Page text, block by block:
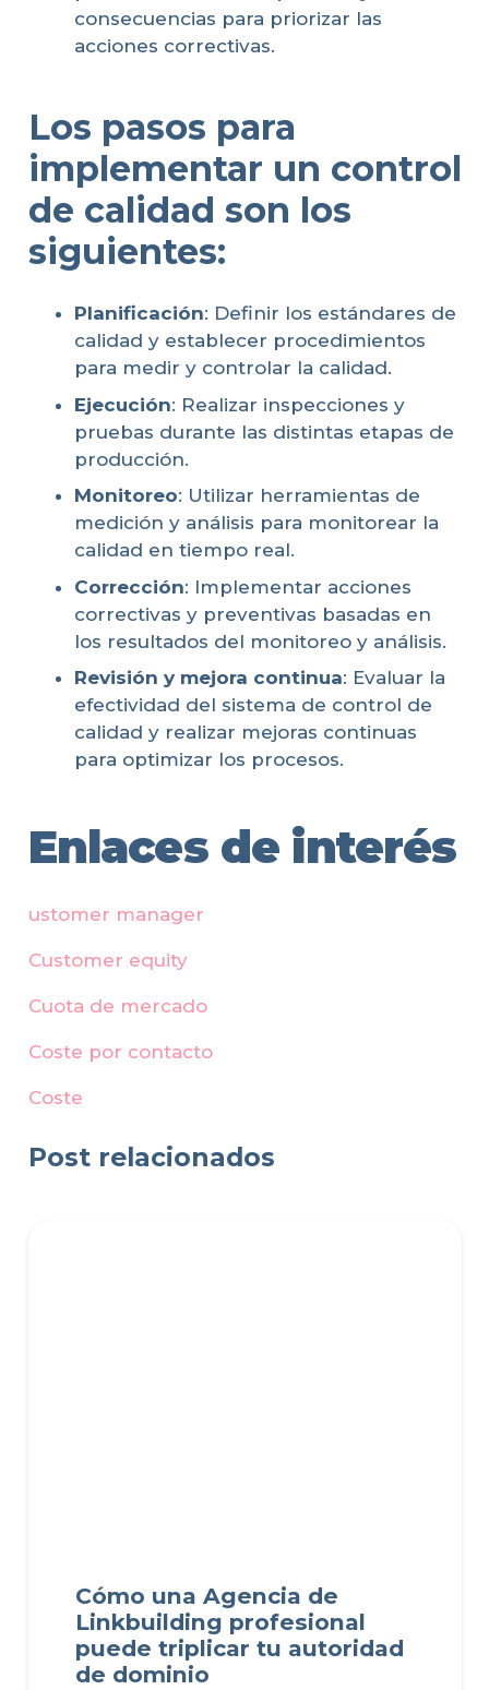
consecuencias para priorizar las
acciones correctivas.
Los pasos para
implementar un control
de calidad son los
siguientes:
Planificación: Definir los estándares de
calidad y establecer procedimientos
para medir y controlar la calidad.
Ejecución: Realizar inspecciones y
pruebas durante las distintas etapas de
producción.
Monitoreo: Utilizar herramientas de
medición y análisis para monitorear la
calidad en tiempo real.
Corrección: Implementar acciones
correctivas y preventivas basadas en
los resultados del monitoreo y análisis.
Revisión y mejora continua: Evaluar la
efectividad del sistema de control de
calidad y realizar mejoras continuas
para optimizar los procesos.
Enlaces de interés
ustomer manager
Customer equity
Cuota de mercado
Coste por contacto
Coste
Post relacionados
Cómo una Agencia de
Linkbuilding profesional
puede triplicar tu autoridad
de dominio